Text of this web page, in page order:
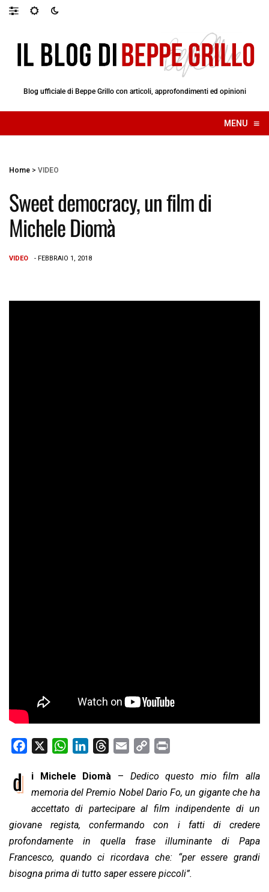
Blog ufficiale di Beppe Grillo con articoli, approfondimenti ed opinioni
MENU ≡
☰
Home > VIDEO
Sweet democracy, un film di
Michele Diomà
VIDEO - FEBBRAIO 1, 2018
e
b
o
o
k
W
a
t
s
A
p
p
n
k
e
d
I
n
r
e
a
d
s
a
i
l
p
y
L
n
i
n
d i Michele Diomà – Dedico questo mio film alla
memoria del Premio Nobel Dario Fo, un gigante che ha
accettato di partecipare al film indipendente di un
giovane regista, confermando con i fatti di credere
profondamente in quella frase illuminante di Papa
Francesco, quando ci ricordava che: “per essere grandi
bisogna prima di tutto saper essere piccoli”.